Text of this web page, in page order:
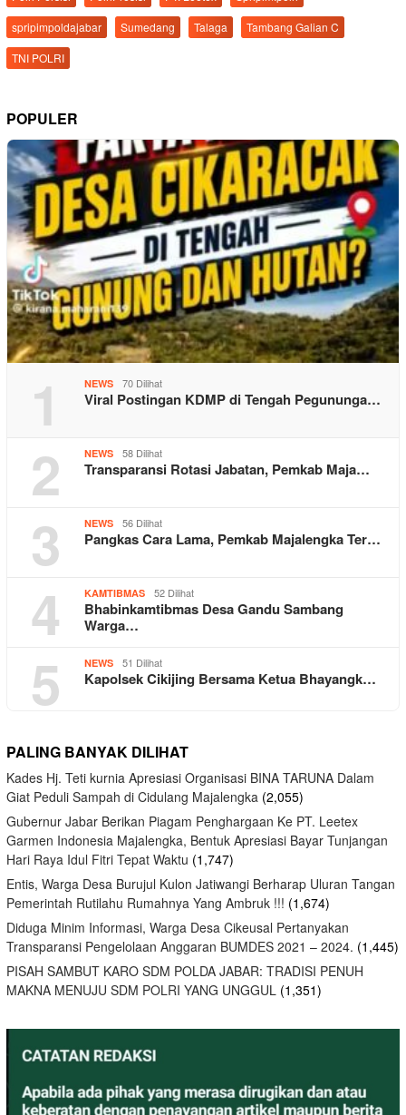
spripimpoldajabar
Sumedang Talaga
Tambang Galian C
TNI POLRI
POPULER
1 NEWS 70 Dilihat
Viral Postingan KDMP di Tengah Pegununga…
2 NEWS 58 Dilihat
Transparansi Rotasi Jabatan, Pemkab Maja…
3 NEWS 56 Dilihat
Pangkas Cara Lama, Pemkab Majalengka Ter…
4 KAMTIBMAS 52 Dilihat
Bhabinkamtibmas Desa Gandu Sambang
Warga…
5 NEWS 51 Dilihat
Kapolsek Cikijing Bersama Ketua Bhayangk…
PALING BANYAK DILIHAT
Kades Hj. Teti kurnia Apresiasi Organisasi BINA TARUNA Dalam
Giat Peduli Sampah di Cidulang Majalengka (2,055)
Gubernur Jabar Berikan Piagam Penghargaan Ke PT. Leetex
Garmen Indonesia Majalengka, Bentuk Apresiasi Bayar Tunjangan
Hari Raya Idul Fitri Tepat Waktu (1,747)
Entis, Warga Desa Burujul Kulon Jatiwangi Berharap Uluran Tangan
Pemerintah Rutilahu Rumahnya Yang Ambruk !!! (1,674)
Diduga Minim Informasi, Warga Desa Cikeusal Pertanyakan
Transparansi Pengelolaan Anggaran BUMDES 2021 – 2024. (1,445)
PISAH SAMBUT KARO SDM POLDA JABAR: TRADISI PENUH
MAKNA MENUJU SDM POLRI YANG UNGGUL (1,351)